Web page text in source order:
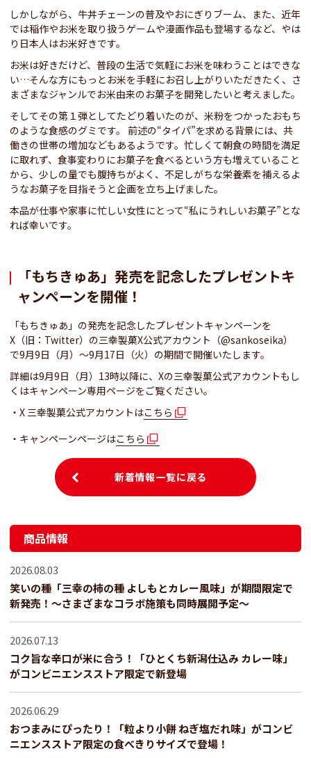
しかしながら、牛丼チェーンの普及やおにぎりブーム、また、近年
では稲作やお米を取り扱うゲームや漫画作品も登場するなど、やは
り日本人はお米好きです。
お米は好きだけど、普段の生活で気軽にお米を味わうことはできな
い…そんな方にもっとお米を手軽にお召し上がりいただきたく、さ
まざまなジャンルでお米由来のお菓子を開発したいと考えました。
そしてその第１弾としてたどり着いたのが、米粉をつかったおもち
のような食感のグミです。 前述の“タイパ”を求める背景には、共
働きの世帯の増加などもあるようです。忙しくて朝食の時間を満足
に取れず、食事変わりにお菓子を食べるという方も増えていること
から、少しの量でも腹持ちがよく、不足しがちな栄養素を補えるよ
うなお菓子を目指そうと企画を立ち上げました。
本品が仕事や家事に忙しい女性にとって“私にうれしいお菓子”とな
れば幸いです。
「もちきゅあ」発売を記念したプレゼントキ
ャンペーンを開催！
「もちきゅあ」の発売を記念したプレゼントキャンペーンを
X（旧：Twitter）の三幸製菓X公式アカウント（@sankoseika）
で9月9日（月）～9月17日（火）の期間で開催いたします。
詳細は9月9日（月）13時以降に、Xの三幸製菓公式アカウントもし
くはキャンペーン専用ページをご覧ください。
X 三幸製菓公式アカウントはこちら
キャンペーンページはこちら
新着情報一覧に戻る
商品情報
2026.08.03
笑いの種「三幸の柿の種 よしもとカレー風味」が期間限定で
新発売！～さまざまなコラボ施策も同時展開予定～
2026.07.13
コク旨な辛口が米に合う！「ひとくち新潟仕込み カレー味」
がコンビニエンスストア限定で新登場
2026.06.29
おつまみにぴったり！「粒より小餅 ねぎ塩だれ味」がコンビ
ニエンスストア限定の食べきりサイズで登場！